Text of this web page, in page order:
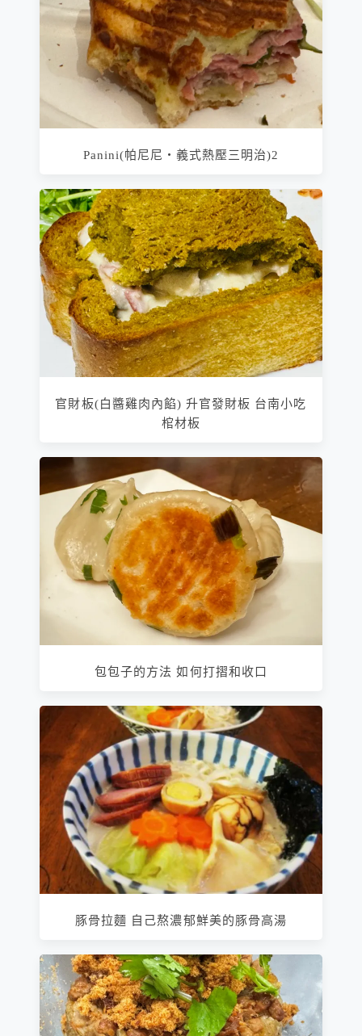
Panini(帕尼尼‧義式熱壓三明治)2
官財板(白醬雞肉內餡) 升官發財板 台南小吃
棺材板
包包子的方法 如何打摺和收口
豚骨拉麵 自己熬濃郁鮮美的豚骨高湯